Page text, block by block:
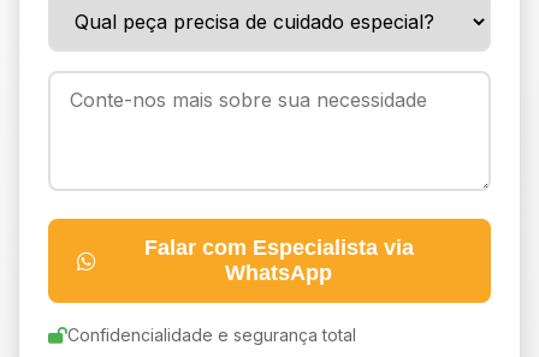
Falar com Especialista via
WhatsApp
Confidencialidade e segurança total